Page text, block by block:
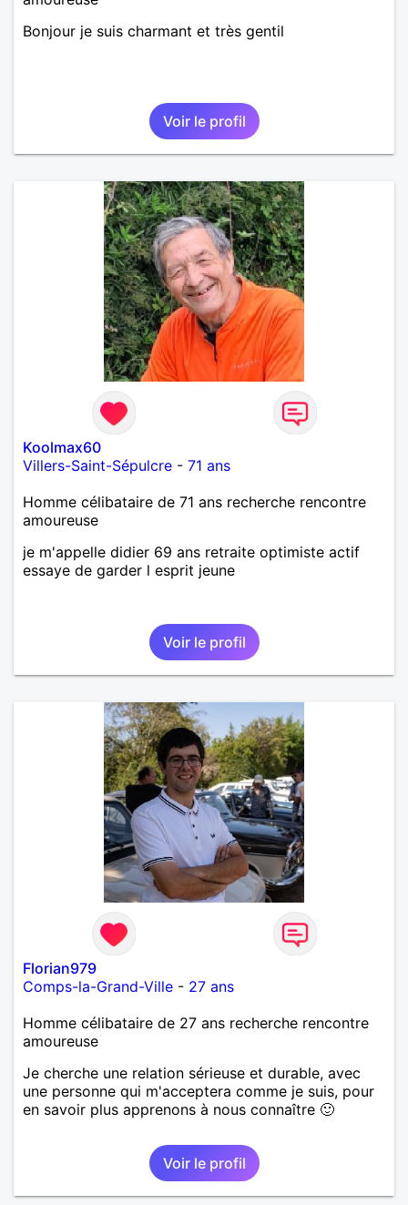
Bonjour je suis charmant et très gentil
Voir le profil
Koolmax60
Villers-Saint-Sépulcre - 71 ans
Homme célibataire de 71 ans recherche rencontre
amoureuse
je m'appelle didier 69 ans retraite optimiste actif
essaye de garder l esprit jeune
Voir le profil
Florian979
Comps-la-Grand-Ville - 27 ans
Homme célibataire de 27 ans recherche rencontre
amoureuse
Je cherche une relation sérieuse et durable, avec
une personne qui m'acceptera comme je suis, pour
en savoir plus apprenons à nous connaître 🙂
Voir le profil